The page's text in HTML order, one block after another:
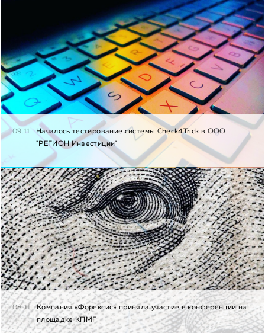
09.11
Началось тестирование системы Check4Trick в ООО
"РЕГИОН Инвестиции"
08.11
Компания «Форексис» приняла участие в конференции на
площадке КПМГ